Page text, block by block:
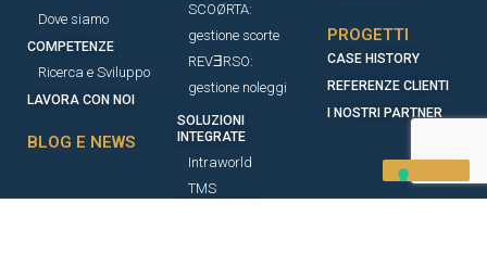
Dove siamo
COMPETENZE
Ricerca e Sviluppo
LAVORA CON NOI
BLOG E NEWS
SCOØRTA:
gestione scorte
REVƎRSO:
gestione noleggi
SOLUZIONI
INTEGRATE
Intraworld
TMS
PROGETTI
CASE HISTORY
REFERENZE CLIENTI
I NOSTRI PARTNER